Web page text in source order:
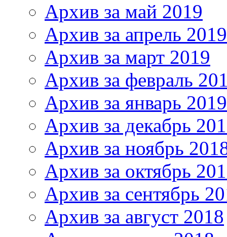
Архив за май 2019
Архив за апрель 2019
Архив за март 2019
Архив за февраль
Архив за январь 2019
Архив за декабрь
Архив за ноябрь
Архив за октябрь
Архив за сентябрь
Архив за август 2018